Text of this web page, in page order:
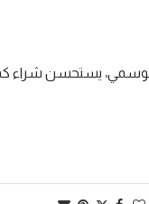
موسمي، يستحسن شراء